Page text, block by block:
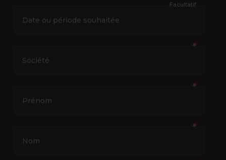
Date ou période souhaitée
Facultatif
Société
✱
Prénom
✱
Nom
✱